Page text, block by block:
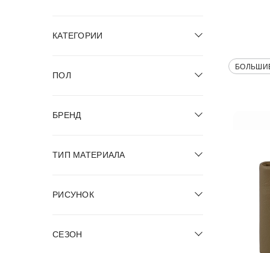
КАТЕГОРИИ
ПОЛ
БРЕНД
ТИП МАТЕРИАЛА
РИСУНОК
СЕЗОН